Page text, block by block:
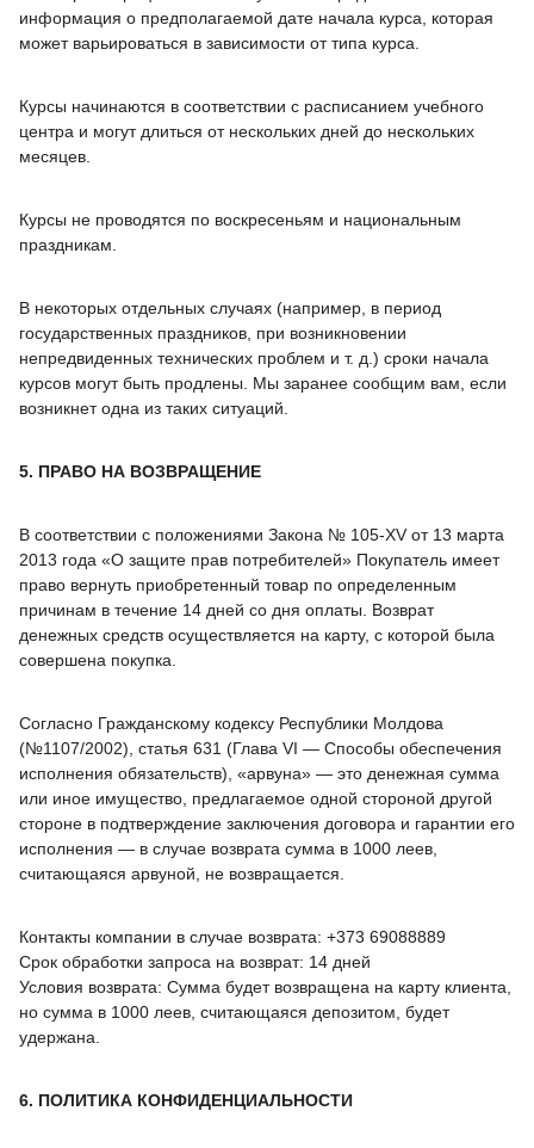
информация о предполагаемой дате начала курса, которая
может варьироваться в зависимости от типа курса.
Курсы начинаются в соответствии с расписанием учебного
центра и могут длиться от нескольких дней до нескольких
месяцев.
Курсы не проводятся по воскресеньям и национальным
праздникам.
В некоторых отдельных случаях (например, в период
государственных праздников, при возникновении
непредвиденных технических проблем и т. д.) сроки начала
курсов могут быть продлены. Мы заранее сообщим вам, если
возникнет одна из таких ситуаций.
5. ПРАВО НА ВОЗВРАЩЕНИЕ
В соответствии с положениями Закона № 105-XV от 13 марта
2013 года «О защите прав потребителей» Покупатель имеет
право вернуть приобретенный товар по определенным
причинам в течение 14 дней со дня оплаты. Возврат
денежных средств осуществляется на карту, с которой была
совершена покупка.
Согласно Гражданскому кодексу Республики Молдова
(№1107/2002), статья 631 (Глава VI — Способы обеспечения
исполнения обязательств), «арвуна» — это денежная сумма
или иное имущество, предлагаемое одной стороной другой
стороне в подтверждение заключения договора и гарантии его
исполнения — в случае возврата сумма в 1000 леев,
считающаяся арвуной, не возвращается.
Контакты компании в случае возврата: +373 69088889
Срок обработки запроса на возврат: 14 дней
Условия возврата: Сумма будет возвращена на карту клиента,
но сумма в 1000 леев, считающаяся депозитом, будет
удержана.
6. ПОЛИТИКА КОНФИДЕНЦИАЛЬНОСТИ